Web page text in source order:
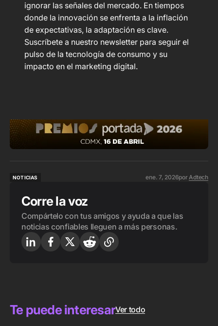
ignorar las señales del mercado. En tiempos
donde la innovación se enfrenta a la inflación
de expectativas, la adaptación es clave.
Suscríbete a nuestro newsletter para seguir el
pulso de la tecnología de consumo y su
impacto en el marketing digital.
NOTICIAS
ene. 7, 2026por Adtech
Corre la voz
Compártelo con tus amigos y ayuda a que las
noticias confiables lleguen a más personas.
Te puede interesarVer todo